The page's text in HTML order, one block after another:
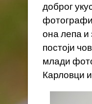
доброг
она лепа
постоји
млади
Карловци